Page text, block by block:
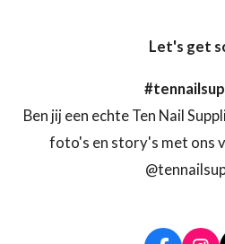
Let's get
Ben jij een echte Ten Nail
foto's en story's met ons